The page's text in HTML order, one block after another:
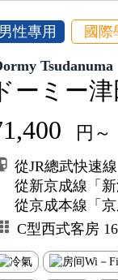
性專用 國際
ーミー津
円～
從JR總武快速
從新京成線「
從京成本線「京
C型西式客房